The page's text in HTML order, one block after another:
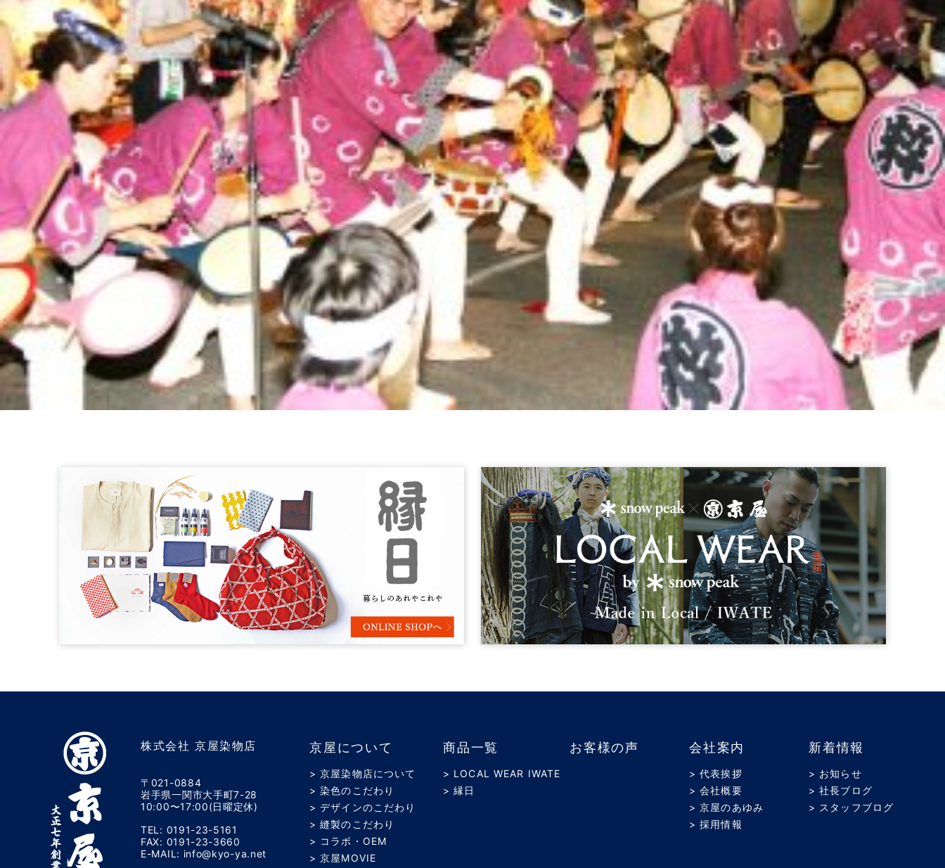
株式会社 京屋染物店
〒021-0884
岩手県一関市大手町7-28
10:00〜17:00(日曜定休)
TEL: 0191-23-5161
FAX: 0191-23-3660
E-MAIL: info@kyo-ya.net
京屋について
> 京屋染物店について
> 染色のこだわり
> デザインのこだわり
> 縫製のこだわり
> コラボ・OEM
> 京屋MOVIE
商品一覧
> LOCAL WEAR IWATE
> 縁日
お客様の声 会社案内
> 代表挨拶
> 会社概要
> 京屋のあゆみ
> 採用情報
新着情報
> お知らせ
> 社長ブログ
> スタッフブログ